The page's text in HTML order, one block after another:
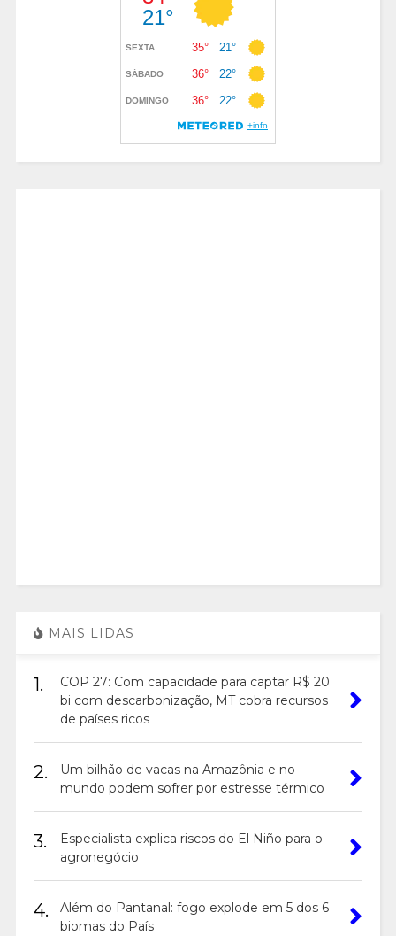
MAIS LIDAS
1.
COP 27: Com capacidade para captar R$ 20
bi com descarbonização, MT cobra recursos
de países ricos
2.
Um bilhão de vacas na Amazônia e no
mundo podem sofrer por estresse térmico
3.
Especialista explica riscos do El Niño para o
agronegócio
4.
Além do Pantanal: fogo explode em 5 dos 6
biomas do País